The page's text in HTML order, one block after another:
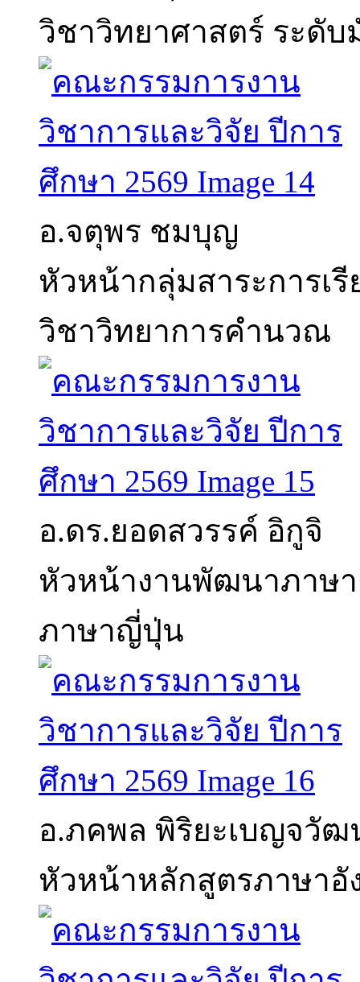
วิชาวิทยาศาสตร์ ระดั
อ.จตุพร ชมบุญ
หัวหน้ากลุ่มสาระการเ
วิชาวิทยาการคำนวณ
อ.ดร.ยอดสวรรค์ อิกูจิ
หัวหน้างานพัฒนาภาษา
ภาษาญี่ปุ่น
อ.ภคพล พิริยะเบญจวัฒ
หัวหน้าหลักสูตรภาษา